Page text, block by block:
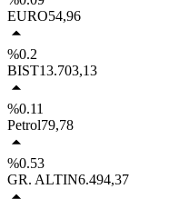
EURO54,96
%0.2
BIST13.703,13
%0.11
Petrol79,78
%0.53
GR. ALTIN6.494,37